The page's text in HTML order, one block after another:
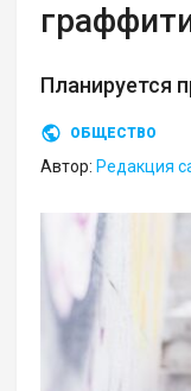
Планируется
ОБЩЕСТВО
Автор: Редакция